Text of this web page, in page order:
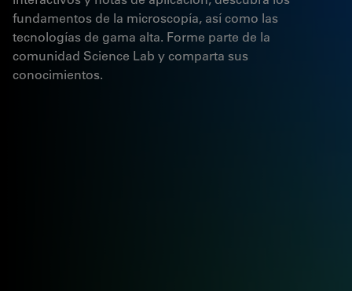
fundamentos de la microscopía, así como las
tecnologías de gama alta. Forme parte de la
comunidad Science Lab y comparta sus
conocimientos.